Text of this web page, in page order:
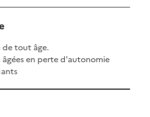
de tout âge.
âgées en perte d'autonomie